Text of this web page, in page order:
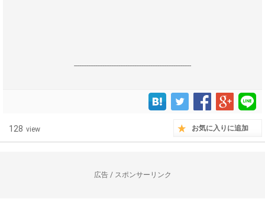
------------------------------------------------------------------
128 view お気に入りに追加
広告 / スポンサーリンク